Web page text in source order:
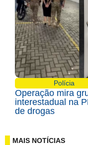
Polícia
Operação mira
interestadual na
de drogas
MAIS NOTÍCIAS